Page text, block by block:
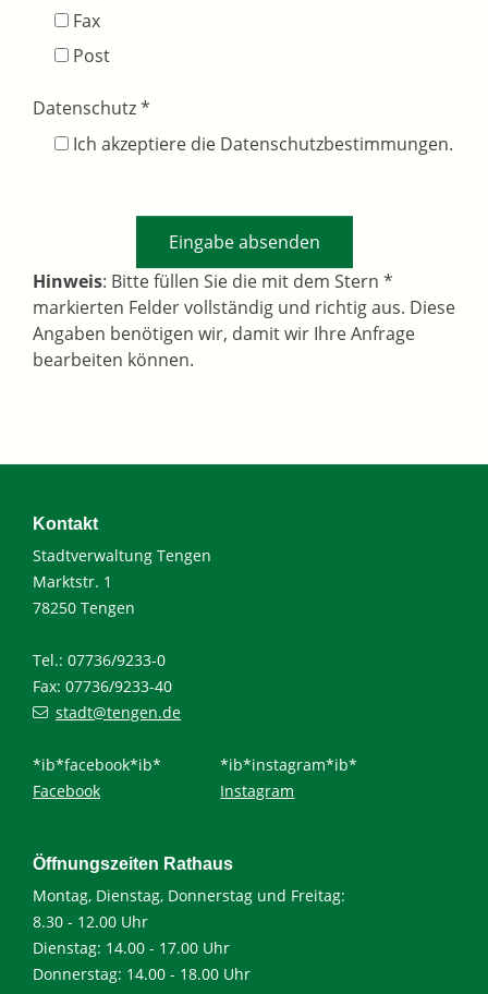
Fax
Post
Datenschutz*
Ich akzeptiere die Datenschutzbestimmungen.
Hinweis: Bitte füllen Sie die mit dem Stern *
markierten Felder vollständig und richtig aus. Diese
Angaben benötigen wir, damit wir Ihre Anfrage
bearbeiten können.
Kontakt
Stadtverwaltung Tengen
Marktstr. 1
78250 Tengen
Tel.: 07736/9233-0
Fax: 07736/9233-40
stadt@tengen.de
*ib*facebook*ib*
Facebook
*ib*instagram*ib*
Instagram
Öffnungszeiten Rathaus
Montag, Dienstag, Donnerstag und Freitag:
8.30 - 12.00 Uhr
Dienstag: 14.00 - 17.00 Uhr
Donnerstag: 14.00 - 18.00 Uhr